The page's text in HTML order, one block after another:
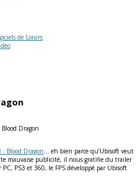
de Loisirs
Dragon
: Blood Dragon… eh bien parce qu’Ubisoft veut
mauvaise publicité, il nous gratifie du trailer
PS3 et 360, le FPS développé par Ubisoft